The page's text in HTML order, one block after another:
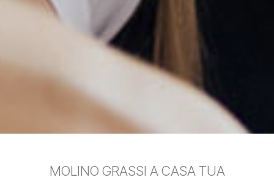
MOLINO GRASSI A CASA TUA